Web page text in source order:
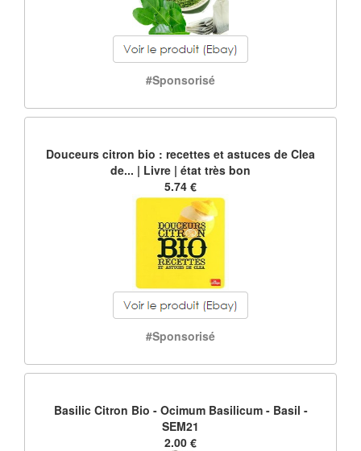
#Sponsorisé
Douceurs citron bio : recettes et astuces de Clea
de... | Livre | état très bon
5.74 €
#Sponsorisé
Basilic Citron Bio - Ocimum Basilicum - Basil -
SEM21
2.00 €